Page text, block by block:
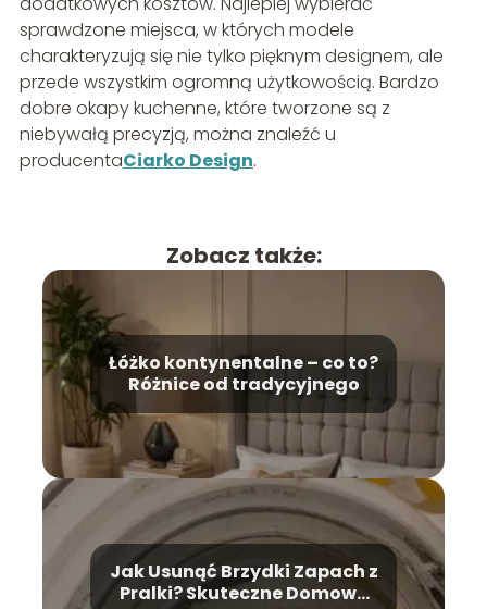
sprawdzone miejsca, w których modele
charakteryzują się nie tylko pięknym designem, ale
przede wszystkim ogromną użytkowością. Bardzo
dobre okapy kuchenne, które tworzone są z
niebywałą precyzją, można znaleźć u
producentaCiarko Design.
Zobacz także:
Łóżko kontynentalne – co to?
Różnice od tradycyjnego
Jak Usunąć Brzydki Zapach z
Pralki? Skuteczne Domowe